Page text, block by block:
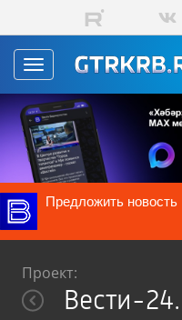
Перейти к основному
Toggle
navigation
Предложить новость
Проект:
Вести-